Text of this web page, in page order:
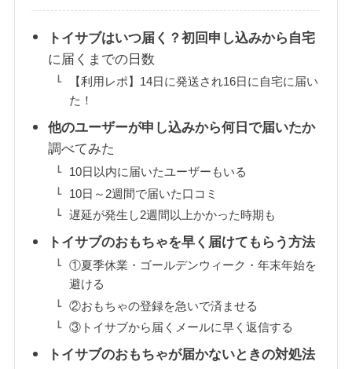
トイサブはいつ届く？初回申し込みから自宅
に届くまでの日数
【利用レポ】14日に発送され16日に自宅に届い
た！
他のユーザーが申し込みから何日で届いたか
調べてみた
10日以内に届いたユーザーもいる
10日～2週間で届いた口コミ
遅延が発生し2週間以上かかった時期も
トイサブのおもちゃを早く届けてもらう方法
①夏季休業・ゴールデンウィーク・年末年始を
避ける
②おもちゃの登録を急いで済ませる
③トイサブから届くメールに早く返信する
トイサブのおもちゃが届かないときの対処法